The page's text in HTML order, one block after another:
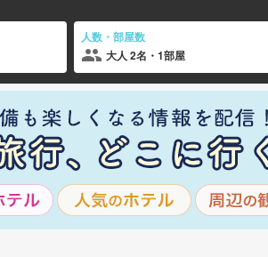
人数・部屋数
大人 2名・1部屋